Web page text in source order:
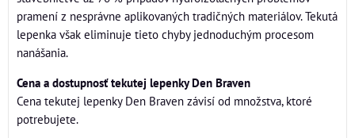
pramení z nesprávne aplikovaných tradičných materiálov. Tekutá
lepenka však eliminuje tieto chyby jednoduchým procesom
nanášania.
Cena a dostupnosť tekutej lepenky Den Braven
Cena tekutej lepenky Den Braven závisí od množstva, ktoré
potrebujete.